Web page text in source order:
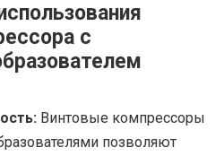
с
Винтовые компрессоры
позволяют